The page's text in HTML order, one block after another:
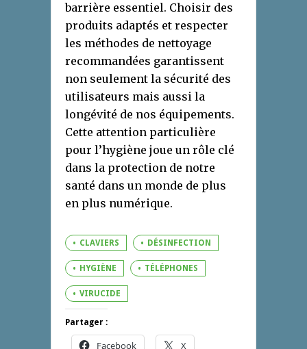
barrière essentiel. Choisir des
produits adaptés et respecter
les méthodes de nettoyage
recommandées garantissent
non seulement la sécurité des
utilisateurs mais aussi la
longévité de nos équipements.
Cette attention particulière
pour l’hygiène joue un rôle clé
dans la protection de notre
santé dans un monde de plus
en plus numérique.
CLAVIERS DÉSINFECTION
HYGIÈNE TÉLÉPHONES
VIRUCIDE
Partager :
Facebook X